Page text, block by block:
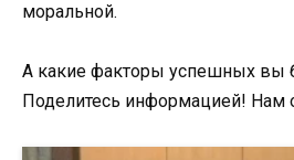
моральной.
А какие факторы успешных
Поделитесь информацией! Нам